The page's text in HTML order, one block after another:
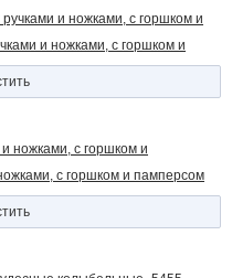
и ножками, с горшком и
с горшком и памперсом